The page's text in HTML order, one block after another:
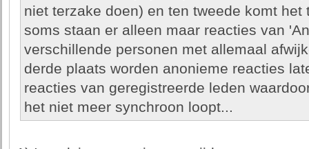
niet terzake doen) en ten tweede komt
soms staan er alleen maar reacties van
verschillende personen met allemaal
derde plaats worden anonieme reacties
reacties van geregistreerde leden
het niet meer synchroon loopt...